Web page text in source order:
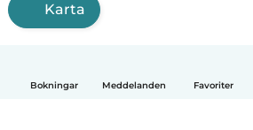
Bokningar Meddelanden Favoriter
Karta